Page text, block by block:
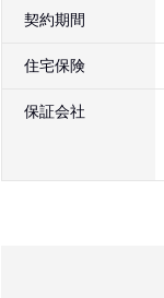
契約期間
住宅保険
保証会社